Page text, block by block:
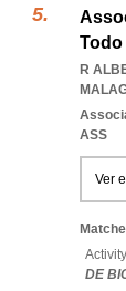
Todo
R
ASS
Ver
DE